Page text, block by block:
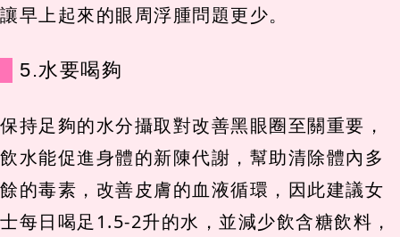
讓早上起來的眼周浮腫問題更少。
5.水要喝夠
保持足夠的水分攝取對改善黑眼圈至關重要，
飲水能促進身體的新陳代謝，幫助清除體內多
餘的毒素，改善皮膚的血液循環，因此建議女
士每日喝足1.5-2升的水，並減少飲含糖飲料，